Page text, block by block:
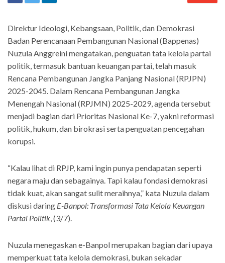
Direktur Ideologi, Kebangsaan, Politik, dan Demokrasi
Badan Perencanaan Pembangunan Nasional (Bappenas)
Nuzula Anggreini mengatakan, penguatan tata kelola partai
politik, termasuk bantuan keuangan partai, telah masuk
Rencana Pembangunan Jangka Panjang Nasional (RPJPN)
2025-2045. Dalam Rencana Pembangunan Jangka
Menengah Nasional (RPJMN) 2025-2029, agenda tersebut
menjadi bagian dari Prioritas Nasional Ke-7, yakni reformasi
politik, hukum, dan birokrasi serta penguatan pencegahan
korupsi.
“Kalau lihat di RPJP, kami ingin punya pendapatan seperti
negara maju dan sebagainya. Tapi kalau fondasi demokrasi
tidak kuat, akan sangat sulit meraihnya,” kata Nuzula dalam
diskusi daring E-Banpol: Transformasi Tata Kelola Keuangan
Partai Politik, (3/7).
Nuzula menegaskan e-Banpol merupakan bagian dari upaya
memperkuat tata kelola demokrasi, bukan sekadar